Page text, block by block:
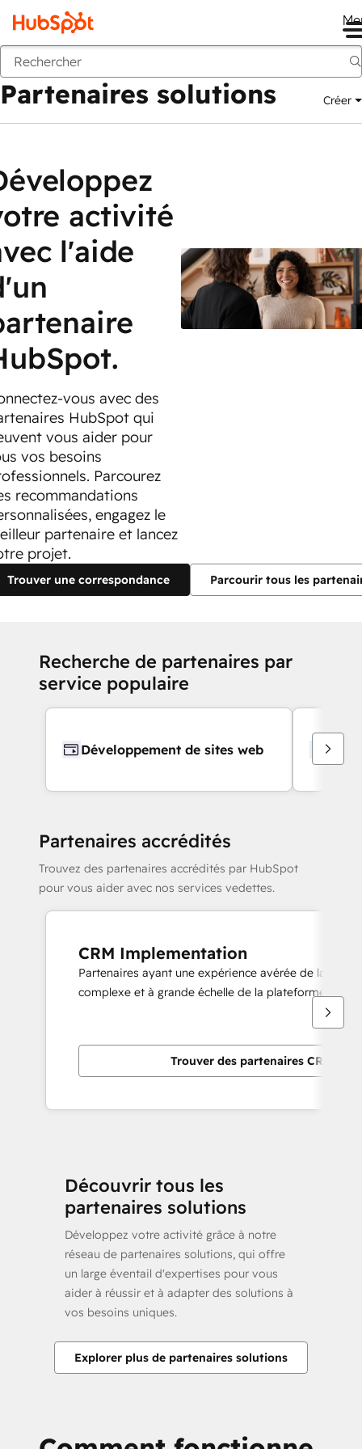
Marketplace Partenaires solutions
Partenaires solutions Créer
activité
l'aide
vous avec des
HubSpot qui
vous aider pour
vos besoins
Parcourez
recommandations
engagez le
partenaire et lancez
projet.
Trouver une correspondance Parcourir tous les
Recherche de partenaires par
service populaire
Développement de sites web
Partenaires accrédités
Trouvez des partenaires accrédités par HubSpot
pour vous aider avec nos services vedettes.
CRM Implementation
Partenaires ayant une expérience avérée de la mise
complexe et à grande échelle de la plateforme
Trouver des partenaires CRM
Découvrir tous les
partenaires solutions
Développez votre activité grâce à notre
réseau de partenaires solutions, qui offre
un large éventail d'expertises pour vous
aider à réussir et à adapter des solutions à
vos besoins uniques.
Explorer plus de partenaires solutions